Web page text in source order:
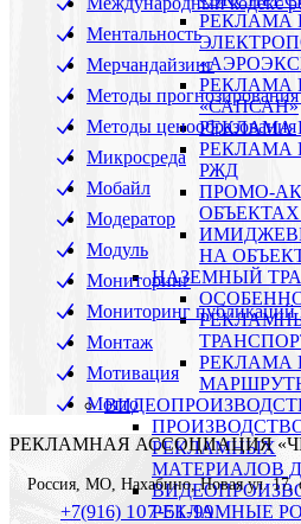
РЕКЛАМА
РЕКЛАМА
«САПСАН»
РЕКЛАМА
РЕКЛАМА
РЖД
ПРОМО-
НА
НАЗЕМНЫЙ
РЕКЛАМА
РЕКЛАМНЫХ
МАТЕРИАЛОВ
РЕКЛАМНЫЕ
Ментальность
Мерчандайзинг
Методы прогнозирования
Методы ценообразования
Микросреда
Мобайл
Модератор
Модуль
Мониторинг
Мониторинг публикаций
Монтаж
Мотивация
Мотто
РЕКЛАМНАЯ АССОЦИАЦИЯ
Россия, МО, Нахабино,Новая ул. 17,
+7(916) 107-51-99